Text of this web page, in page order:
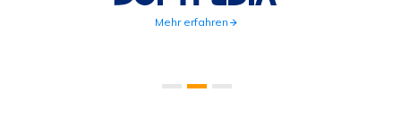
Mehr erfahren